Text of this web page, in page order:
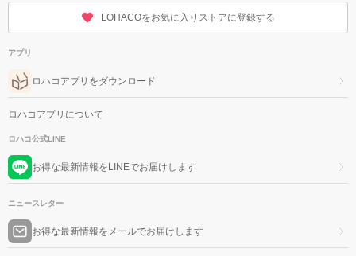
LOHACOをお気に入りストアに登録する
アプリ
ロハコアプリをダウンロード
ロハコアプリについて
ロハコ公式LINE
お得な最新情報をLINEでお届けします
ニュースレター
お得な最新情報をメールでお届けします